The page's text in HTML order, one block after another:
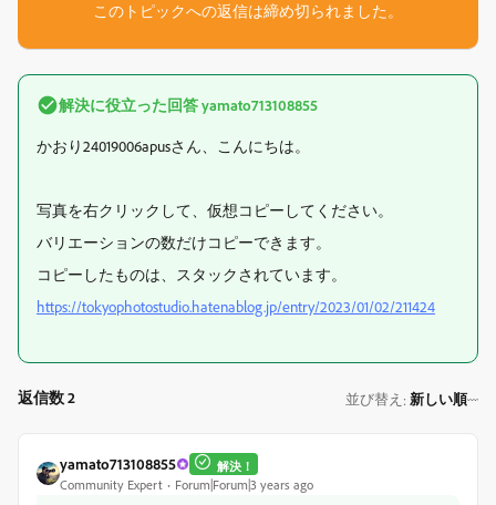
このトピックへの返信は締め切られました。
解決に役立った回答yamato713108855
かおり24019006apusさん、こんにちは。
写真を右クリックして、仮想コピーしてください。
バリエーションの数だけコピーできます。
コピーしたものは、スタックされています。
https://tokyophotostudio.hatenablog.jp/entry/2023/01/02/211424
返信数 2 並び替え : 新しい順
yamato713108855 解決！
Community Expert Forum|Forum|3 years ago